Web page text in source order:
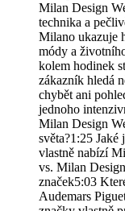
Milan Design
technika a
Milano ukazuje
módy a
kolem hodinek
zákazník hledá
chybět ani
jednoho
Milan Design
světa?1:25
vlastně nabízí
vs. Milan
značek5:03
Audemars